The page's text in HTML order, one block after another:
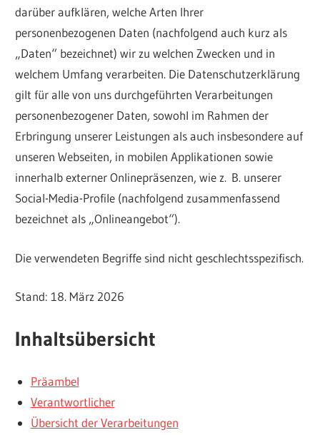
darüber aufklären, welche Arten Ihrer
personenbezogenen Daten (nachfolgend auch kurz als
„Daten“ bezeichnet) wir zu welchen Zwecken und in
welchem Umfang verarbeiten. Die Datenschutzerklärung
gilt für alle von uns durchgeführten Verarbeitungen
personenbezogener Daten, sowohl im Rahmen der
Erbringung unserer Leistungen als auch insbesondere auf
unseren Webseiten, in mobilen Applikationen sowie
innerhalb externer Onlinepräsenzen, wie z. B. unserer
Social-Media-Profile (nachfolgend zusammenfassend
bezeichnet als „Onlineangebot“).
Die verwendeten Begriffe sind nicht geschlechtsspezifisch.
Stand: 18. März 2026
Inhaltsübersicht
Präambel
Verantwortlicher
Übersicht der Verarbeitungen